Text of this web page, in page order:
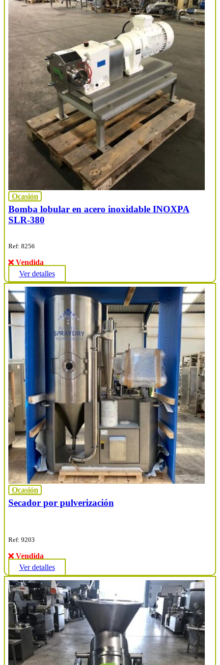
Ocasión
Bomba lobular en acero inoxidable INOXPA
SLR-380
Ref: 8256
Vendida
Ver detalles
Ocasión
Secador por pulverización
Ref: 9203
Vendida
Ver detalles